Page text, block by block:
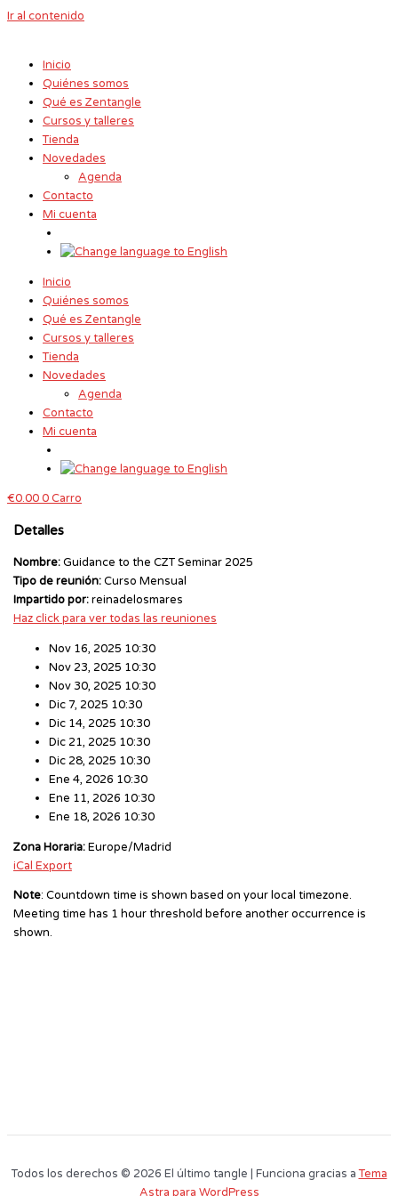
Ir al contenido
Inicio
Quiénes somos
Qué es Zentangle
Cursos y talleres
Tienda
Novedades
Agenda
Contacto
Mi cuenta
Inicio
Quiénes somos
Qué es Zentangle
Cursos y talleres
Tienda
Novedades
Agenda
Contacto
Mi cuenta
€0.000Carro
Detalles
Nombre:Guidance to the CZT Seminar 2025
Tipo de reunión:Curso Mensual
Impartido por:reinadelosmares
Haz click para ver todas las reuniones
Nov 16, 2025 10:30
Nov 23, 2025 10:30
Nov 30, 2025 10:30
Dic 7, 2025 10:30
Dic 14, 2025 10:30
Dic 21, 2025 10:30
Dic 28, 2025 10:30
Ene 4, 2026 10:30
Ene 11, 2026 10:30
Ene 18, 2026 10:30
Zona Horaria:Europe/Madrid
iCal Export
Note: Countdown time is shown based on your local timezone.
Meeting time has 1 hour threshold before another occurrence is
shown.
Todos los derechos © 2026 El último tangle | Funciona gracias aTema
Astra para WordPress